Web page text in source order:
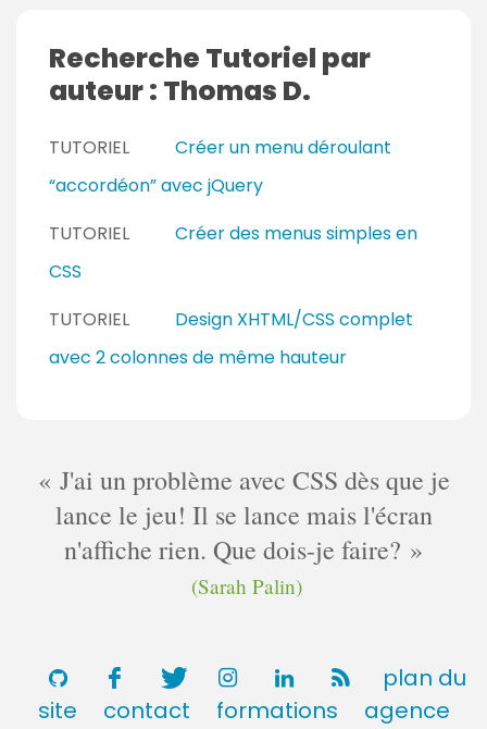
Recherche Tutoriel par
auteur : Thomas D.
TUTORIEL
Créer un menu déroulant
“accordéon” avec jQuery
TUTORIEL
Créer des menus simples en
CSS
TUTORIEL
Design XHTML/CSS complet
avec 2 colonnes de même hauteur
J'ai un problème avec CSS dès que je
lance le jeu! Il se lance mais l'écran
n'affiche rien. Que dois-je faire?
(Sarah Palin)
plan du
site
contact formations
agence